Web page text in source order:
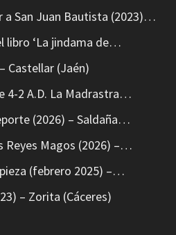
a San Juan Bautista (2023)…
libro ‘La jindama de…
Castellar (Jaén)
4-2 A.D. La Madrastra…
(2026) – Saldaña…
Reyes Magos (2026) –…
(febrero 2025) –…
– Zorita (Cáceres)